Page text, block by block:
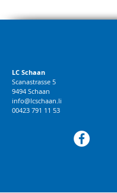
LC Schaan
Scanastrasse 5
9494 Schaan
info@lcschaan.li
00423 791 11 53